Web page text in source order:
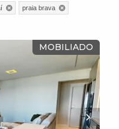
praia brava
MOBILIADO